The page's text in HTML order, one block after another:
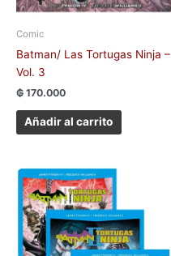
Comic
Batman/ Las Tortugas Ninja –
Vol. 3
₲ 170.000
Añadir al carrito